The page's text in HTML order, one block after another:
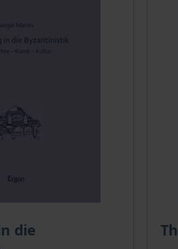
die
Titels richtet sich nach